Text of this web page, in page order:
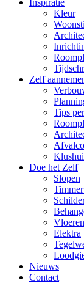
Inspiratie
Kleur
Zelf
Tips
Doe het Zelf
Slopen
Elektra
Nieuws
Contact